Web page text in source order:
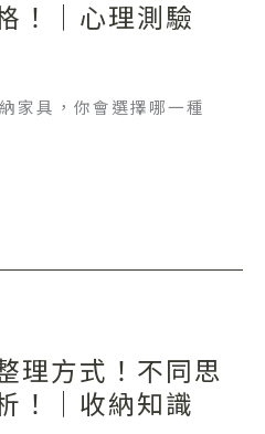
！｜心理測驗
家具，你會選擇哪一種
理方式！不同思
！｜收納知識